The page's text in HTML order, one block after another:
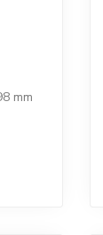
mm